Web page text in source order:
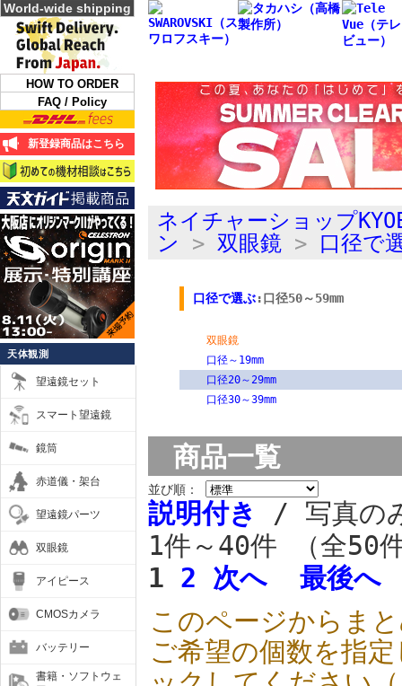
World-wide shipping
HOW TO ORDER
FAQ / Policy
新登録商品はこちら
天体観測
望遠鏡セット
スマート望遠鏡
鏡筒
赤道儀・架台
望遠鏡パーツ
双眼鏡
アイピース
CMOSカメラ
バッテリー
書籍・ソフトウェ
ネイチャーショップ
ン
> 双眼鏡 > 口径で
口径で選ぶ:口径50～59mm
双眼鏡
口径～19mm
口径20～29mm
口径30～39mm
商品一覧
並び順：
説明付き
/ 写真の
1件～40件 （全
1 2 次へ
最後へ
このページからま
ご希望の個数を指